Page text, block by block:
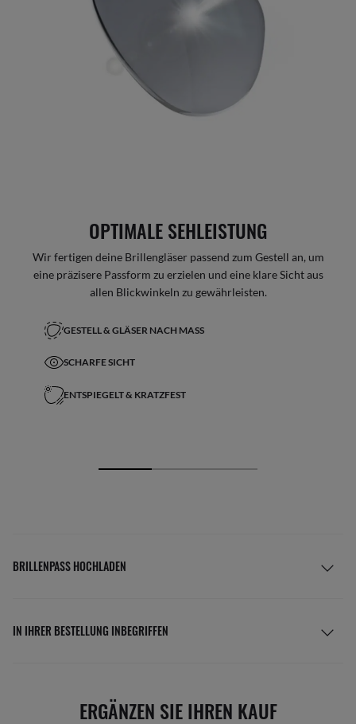
OPTIMALE SEHLEISTUNG
Wir fertigen deine Brillengläser passend zum Gestell an, um
eine präzisere Passform zu erzielen und eine klare Sicht aus
allen Blickwinkeln zu gewährleisten.
GESTELL & GLÄSER NACH MASS
SCHARFE SICHT
ENTSPIEGELT & KRATZFEST
BRILLENPASS HOCHLADEN
IN IHRER BESTELLUNG INBEGRIFFEN
ERGÄNZEN SIE IHREN KAUF